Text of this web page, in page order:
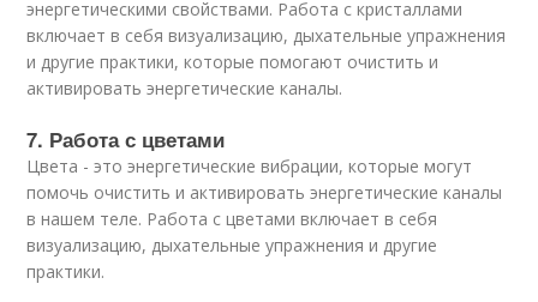
энергетическими свойствами. Работа с кристаллами
включает в себя визуализацию, дыхательные упражнения
и другие практики, которые помогают очистить и
активировать энергетические каналы.
7. Работа с цветами
Цвета - это энергетические вибрации, которые могут
помочь очистить и активировать энергетические каналы
в нашем теле. Работа с цветами включает в себя
визуализацию, дыхательные упражнения и другие
практики.